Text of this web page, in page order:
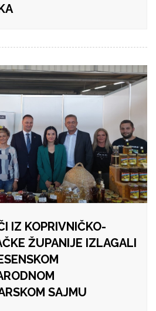
IZ KOPRIVNIČKO-
ŽUPANIJE IZLAGALI
SAJMU